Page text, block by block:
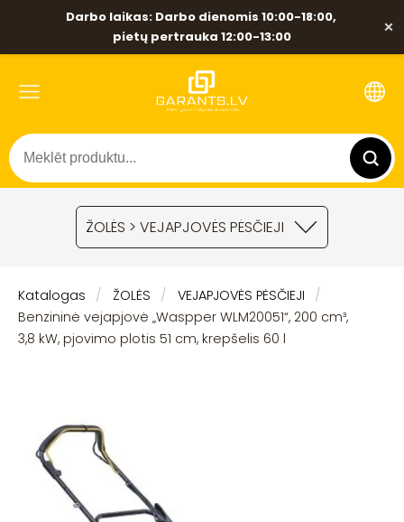
Darbo laikas: Darbo dienomis 10:00-18:00,
pietų pertrauka 12:00-13:00
×
ŽOLĖS > VEJAPJOVĖS PĖSČIEJI
Katalogas ŽOLĖS
VEJAPJOVĖS PĖSČIEJI
Benzininė vejapjovė „Waspper WLM20051“, 200 cm³,
3,8 kW, pjovimo plotis 51 cm, krepšelis 60 l